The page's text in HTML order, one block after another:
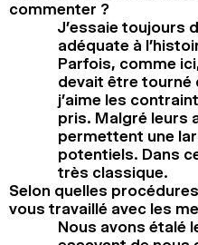
commenter ?
J’essaie toujours
adéquate à
Parfois, comme
devait être tourné
j’aime les
pris. Malgré leurs
permettent une
potentiels. Dans
très classique.
Selon quelles
vous travaillé avec les
Nous avons étalé